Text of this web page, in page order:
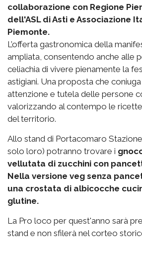
collaborazione con Regione
dell'ASL di Asti e Associazione
Piemonte.
L’offerta gastronomica della
ampliata, consentendo anche alle
celiachia di vivere pienamente la
astigiani. Una proposta che coniuga
attenzione e tutela delle persone
valorizzando al contempo le
del territorio.
Allo stand di Portacomaro
solo loro) potranno trovare i
vellutata di zucchini con
Nella versione veg senza
una crostata di albicocche
glutine.
La Pro loco per quest'anno sarà
stand e non sfilerà nel corteo